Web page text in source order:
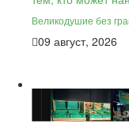
Великодушие без
09 август, 2026